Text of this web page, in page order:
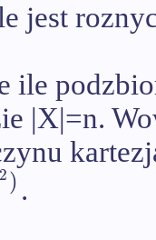
jest
ile
|X|=n.
2).